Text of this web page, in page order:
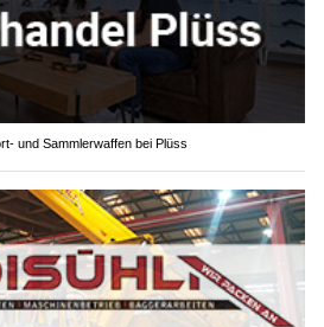
und Sammlerwaffen bei Plüss